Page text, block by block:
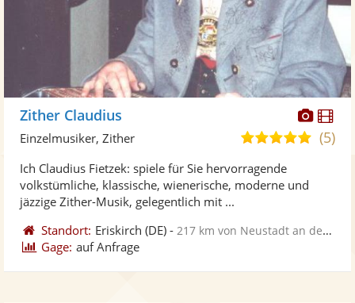
Zither Claudius
4,9(5)
Einzelmusiker, Zither
Ich Claudius Fietzek: spiele für Sie hervorragende
volkstümliche, klassische, wienerische, moderne und
jäzzige Zither-Musik, gelegentlich mit ...
Standort: Eriskirch (DE) - 217 km von Neustadt an der Weinstraße
Gage: auf Anfrage